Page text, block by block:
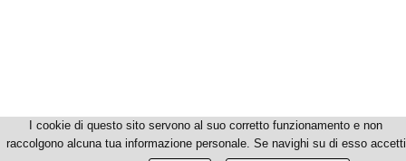
I cookie di questo sito servono al suo corretto funzionamento e non
raccolgono alcuna tua informazione personale. Se navighi su di esso accetti